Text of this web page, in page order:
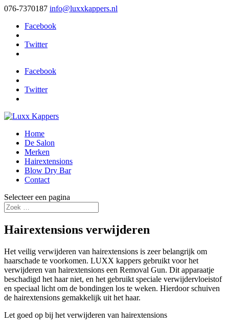
076-7370187 info@luxxkappers.nl
Facebook
Twitter
Facebook
Twitter
Home
De Salon
Merken
Hairextensions
Blow Dry Bar
Contact
Selecteer een pagina
Hairextensions verwijderen
Het veilig verwijderen van hairextensions is zeer belangrijk om
haarschade te voorkomen. LUXX kappers gebruikt voor het
verwijderen van hairextensions een Removal Gun. Dit apparaatje
beschadigd het haar niet, en het gebruikt speciale verwijdervloeistof
en speciaal licht om de bondingen los te weken. Hierdoor schuiven
de hairextensions gemakkelijk uit het haar.
Let goed op bij het verwijderen van hairextensions